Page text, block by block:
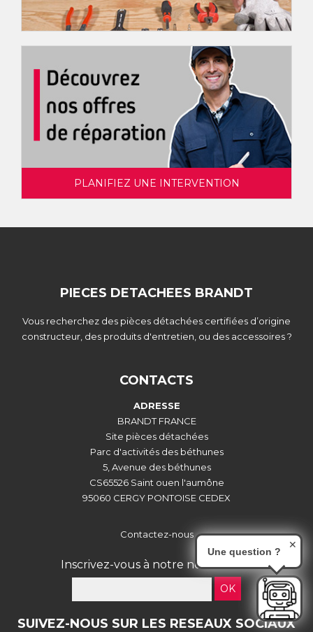
PLANIFIEZ UNE INTERVENTION
PIECES DETACHEES BRANDT
Vous recherchez des pièces détachées certifiées d’origine
constructeur, des produits d'entretien, ou des accessoires ?
CONTACTS
ADRESSE
BRANDT FRANCE
Site pièces détachées
Parc d'activités des béthunes
5, Avenue des béthunes
CS65526 Saint ouen l'aumône
95060 CERGY PONTOISE CEDEX
Contactez-nous
Inscrivez-vous à notre newsletter :
OK
SUIVEZ-NOUS SUR LES RESEAUX SOCIAUX
Une question ?
✕